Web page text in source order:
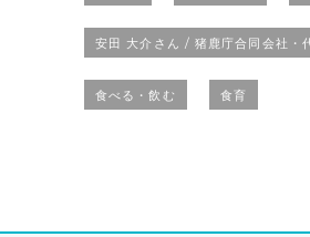
安田 大介さん / 猪鹿庁合同会社・
食べる・飲む 食育